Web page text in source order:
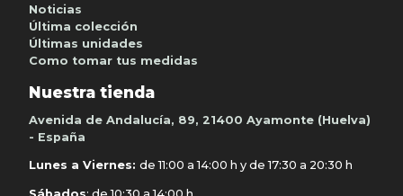
Noticias
Última colección
Últimas unidades
Como tomar tus medidas
Nuestra tienda
Avenida de Andalucía, 89, 21400 Ayamonte (Huelva)
- España
Lunes a Viernes: de 11:00 a 14:00 h y de 17:30 a 20:30 h